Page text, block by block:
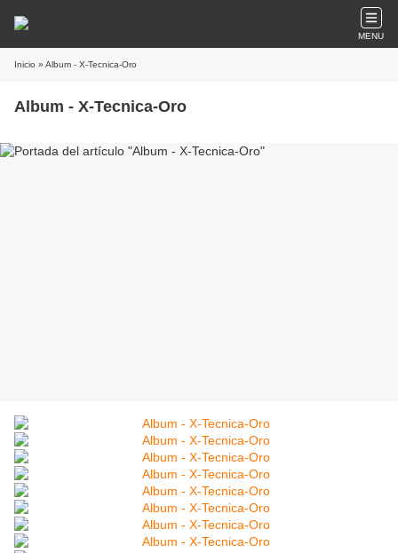
MENU
Inicio » Album - X-Tecnica-Oro
Album - X-Tecnica-Oro